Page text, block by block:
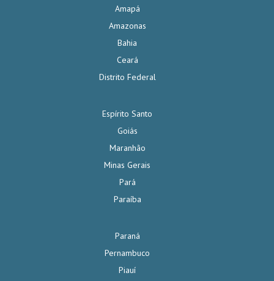
Amapá
Amazonas
Bahia
Ceará
Distrito Federal
Espírito Santo
Goiás
Maranhão
Minas Gerais
Pará
Paraíba
Paraná
Pernambuco
Piauí